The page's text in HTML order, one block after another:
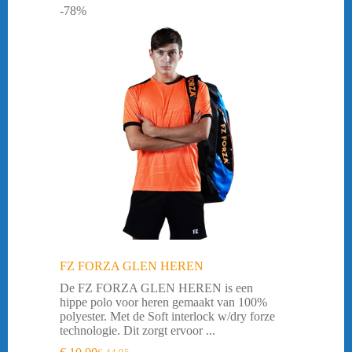
-78%
FZ FORZA GLEN HEREN
De FZ FORZA GLEN HEREN is een
hippe polo voor heren gemaakt van 100%
polyester. Met de Soft interlock w/dry forze
technologie. Dit zorgt ervoor ...